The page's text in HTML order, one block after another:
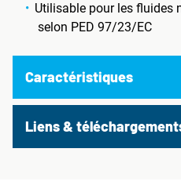
Utilisable pour les fluides
selon PED 97/23/EC
Caractéristiques
Liens &